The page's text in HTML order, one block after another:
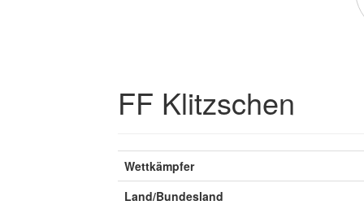
FF Klitzschen
Wettkämpfer
Land/Bundesland